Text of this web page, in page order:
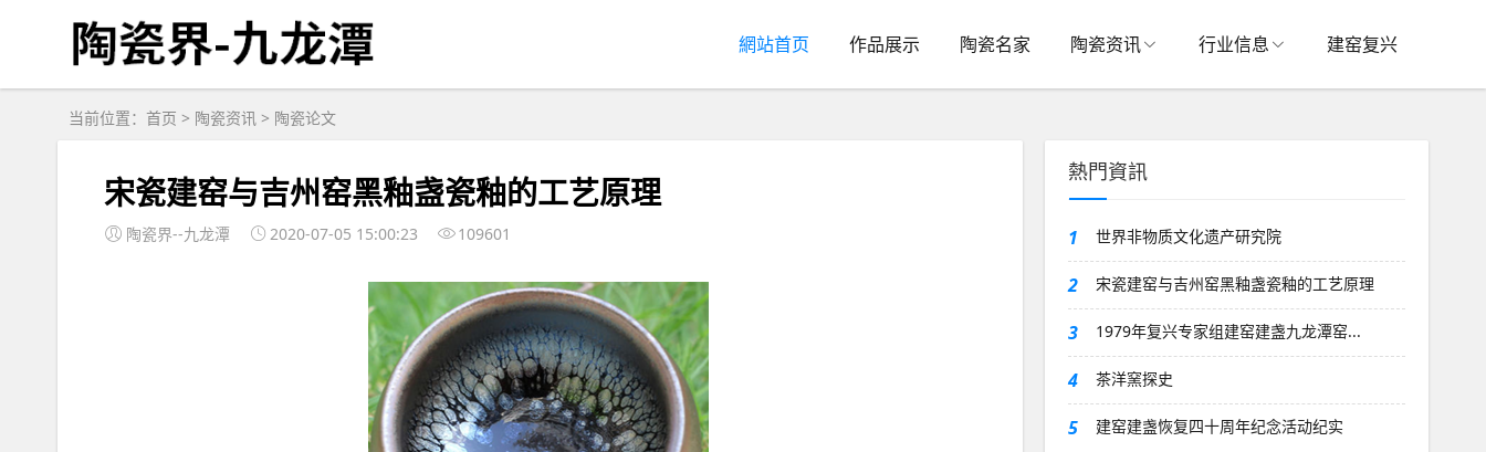
網站首页 作品展示 陶瓷名家 陶瓷资讯 行业信息 建窑复兴
当前位置： 首页 > 陶瓷资讯 > 陶瓷论文
宋瓷建窑与吉州窑黑釉盏瓷釉的工艺原理
陶瓷界--九龙潭 2020-07-05 15:00:23 109601
熱門資訊
1 世界非物质文化遗产研究院
2 宋瓷建窑与吉州窑黑釉盏瓷釉的工艺原理
3 1979年复兴专家组建窑建盏九龙潭窑...
4 茶洋窯探史
5 建窑建盏恢复四十周年纪念活动纪实